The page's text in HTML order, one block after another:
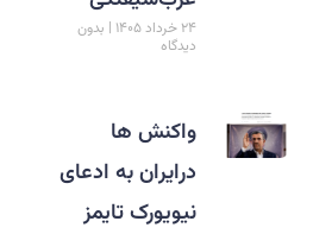
۲۴ خرداد ۱۴۰۵
بدون
دیدگاه
واکنش ها
درایران به ادعای
نیویورک تایمز